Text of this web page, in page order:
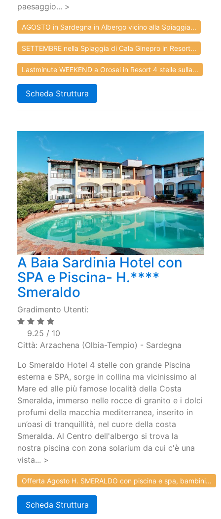
paesaggio... >
AGOSTO in Sardegna in Albergo vicino alla Spiaggia...
SETTEMBRE nella Spiaggia di Cala Ginepro in Resort...
Lastminute WEEKEND a Orosei in Resort 4 stelle sulla...
Scheda Struttura
A Baia Sardinia Hotel con
SPA e Piscina- H.****
Smeraldo
Gradimento Utenti:
9.25 / 10
Città: Arzachena (Olbia-Tempio) - Sardegna
Lo Smeraldo Hotel 4 stelle con grande Piscina
esterna e SPA, sorge in collina ma vicinissimo al
Mare ed alle più famose località della Costa
Smeralda, immerso nelle rocce di granito e i dolci
profumi della macchia mediterranea, inserito in
un’oasi di tranquillità, nel cuore della costa
Smeralda. Al Centro dell'albergo si trova la
nostra piscina con zona solarium da cui c'è una
vista... >
Offerta Agosto H. SMERALDO con piscina e spa, bambini...
Scheda Struttura